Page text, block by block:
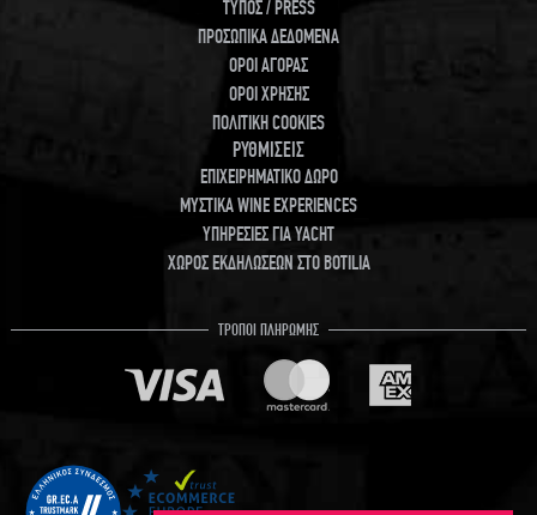
ΤΥΠΟΣ / PRESS
ΠΡΟΣΩΠΙΚΑ ΔΕΔΟΜΕΝΑ
ΟΡΟΙ ΑΓΟΡΑΣ
ΟΡΟΙ ΧΡΗΣΗΣ
ΠΟΛΙΤΙΚΗ COOKIES
ΡΥΘΜΙΣΕΙΣ
ΕΠΙΧΕΙΡΗΜΑΤΙΚΟ ΔΩΡΟ
ΜΥΣΤΙΚΑ WINE EXPERIENCES
ΥΠΗΡΕΣΙΕΣ ΓΙΑ YACHT
ΧΩΡΟΣ ΕΚΔΗΛΩΣΕΩΝ ΣΤΟ BOTILIA
ΤΡΟΠΟΙ ΠΛΗΡΩΜΗΣ